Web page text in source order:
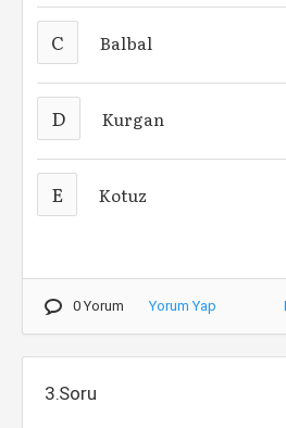
C Balbal
D Kurgan
E Kotuz
0 Yorum Yorum Yap
3.Soru